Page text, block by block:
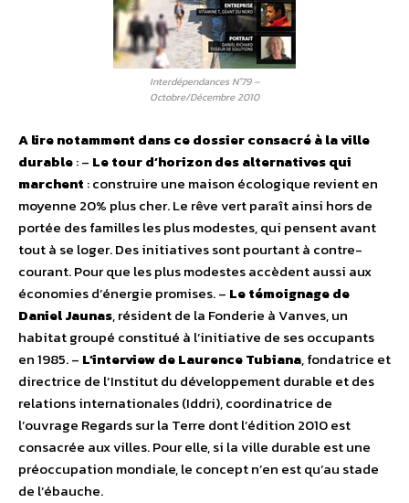
Interdépendances N°79 –
Octobre/Décembre 2010
A lire notamment dans ce dossier consacré à la ville
durable: – Le tour d’horizon des alternatives qui
marchent : construire une maison écologique revient en
moyenne 20% plus cher. Le rêve vert paraît ainsi hors de
portée des familles les plus modestes, qui pensent avant
tout à se loger. Des initiatives sont pourtant à contre-
courant. Pour que les plus modestes accèdent aussi aux
économies d’énergie promises. – Le témoignage de
Daniel Jaunas, résident de la Fonderie à Vanves, un
habitat groupé constitué à l’initiative de ses occupants
en 1985. – L’interview de Laurence Tubiana, fondatrice et
directrice de l’Institut du développement durable et des
relations internationales (Iddri), coordinatrice de
l’ouvrage Regards sur la Terre dont l’édition 2010 est
consacrée aux villes. Pour elle, si la ville durable est une
préoccupation mondiale, le concept n’en est qu’au stade
de l’ébauche.